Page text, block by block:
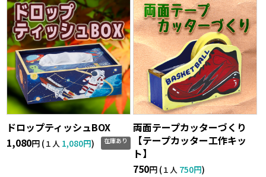
ドロップティッシュBOX
1,080円 (１人 1,080円) 在庫あり
両面テープカッターづくり
【テープカッター工作キッ
ト】
750円 (１人 750円)